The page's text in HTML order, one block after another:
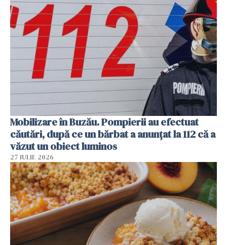
Mobilizare în Buzău. Pompierii au efectuat
căutări, după ce un bărbat a anunțat la 112 că a
văzut un obiect luminos
27 IULIE 2026